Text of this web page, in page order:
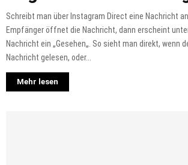
Schreibt man über Instagram Direct eine Nachricht
Empfänger öffnet die Nachricht, dann erscheint
Nachricht ein „Gesehen„. So sieht man direkt, wenn
Nachricht gelesen, oder...
Mehr lesen